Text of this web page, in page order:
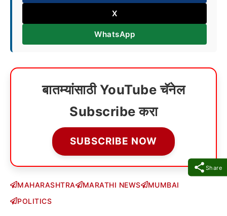
Share
X
WhatsApp
बातम्यांसाठी YouTube चॅनेल
Subscribe करा
SUBSCRIBE NOW
MAHARASHTRA MARATHI NEWS
MUMBAI
POLITICS